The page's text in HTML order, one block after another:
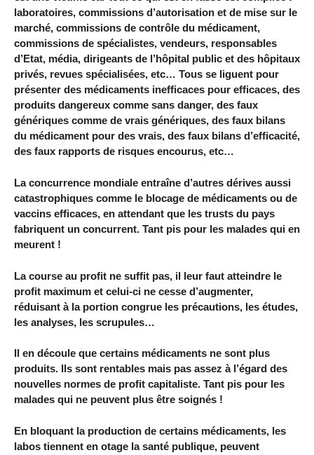
laboratoires, commissions d’autorisation et de mise sur le
marché, commissions de contrôle du médicament,
commissions de spécialistes, vendeurs, responsables
d’Etat, média, dirigeants de l’hôpital public et des hôpitaux
privés, revues spécialisées, etc… Tous se liguent pour
présenter des médicaments inefficaces pour efficaces, des
produits dangereux comme sans danger, des faux
génériques comme de vrais génériques, des faux bilans
du médicament pour des vrais, des faux bilans d’efficacité,
des faux rapports de risques encourus, etc…
La concurrence mondiale entraîne d’autres dérives aussi
catastrophiques comme le blocage de médicaments ou de
vaccins efficaces, en attendant que les trusts du pays
fabriquent un concurrent. Tant pis pour les malades qui en
meurent !
La course au profit ne suffit pas, il leur faut atteindre le
profit maximum et celui-ci ne cesse d’augmenter,
réduisant à la portion congrue les précautions, les études,
les analyses, les scrupules…
Il en découle que certains médicaments ne sont plus
produits. Ils sont rentables mais pas assez à l’égard des
nouvelles normes de profit capitaliste. Tant pis pour les
malades qui ne peuvent plus être soignés !
En bloquant la production de certains médicaments, les
labos tiennent en otage la santé publique, peuvent